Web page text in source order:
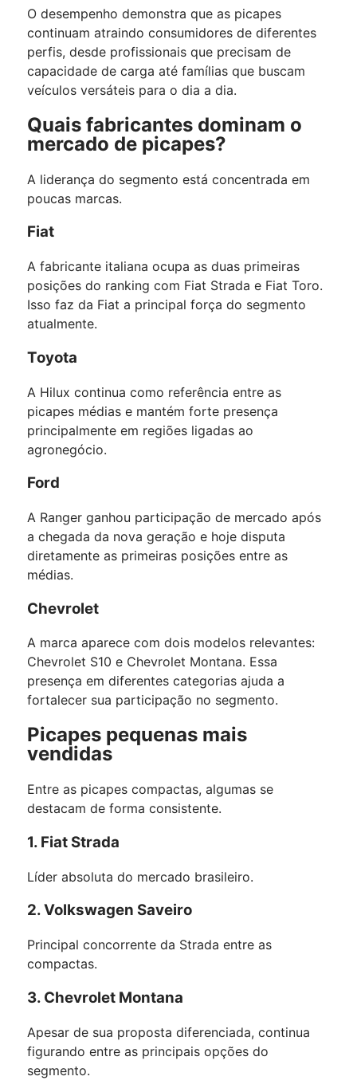
O desempenho demonstra que as picapes
continuam atraindo consumidores de diferentes
perfis, desde profissionais que precisam de
capacidade de carga até famílias que buscam
veículos versáteis para o dia a dia.
Quais fabricantes dominam o
mercado de picapes?
A liderança do segmento está concentrada em
poucas marcas.
Fiat
A fabricante italiana ocupa as duas primeiras
posições do ranking com Fiat Strada e Fiat Toro.
Isso faz da Fiat a principal força do segmento
atualmente.
Toyota
A Hilux continua como referência entre as
picapes médias e mantém forte presença
principalmente em regiões ligadas ao
agronegócio.
Ford
A Ranger ganhou participação de mercado após
a chegada da nova geração e hoje disputa
diretamente as primeiras posições entre as
médias.
Chevrolet
A marca aparece com dois modelos relevantes:
Chevrolet S10 e Chevrolet Montana. Essa
presença em diferentes categorias ajuda a
fortalecer sua participação no segmento.
Picapes pequenas mais
vendidas
Entre as picapes compactas, algumas se
destacam de forma consistente.
1. Fiat Strada
Líder absoluta do mercado brasileiro.
2. Volkswagen Saveiro
Principal concorrente da Strada entre as
compactas.
3. Chevrolet Montana
Apesar de sua proposta diferenciada, continua
figurando entre as principais opções do
segmento.